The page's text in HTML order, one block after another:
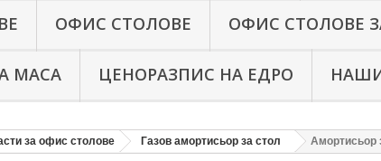
ОФИС СТОЛОВЕ ОФИС СТОЛОВЕ
МАСА ЦЕНОРАЗПИС НА ЕДРО
за офис столове Газов амортисьор за стол Амортисьор